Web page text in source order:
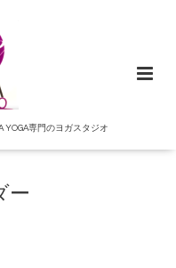
YOGA専門のヨガスタジオ
ー